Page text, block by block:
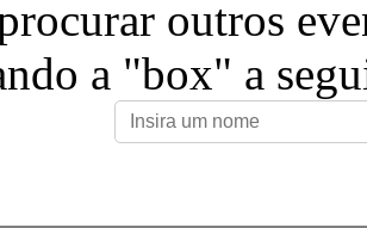
outros
a "box" a